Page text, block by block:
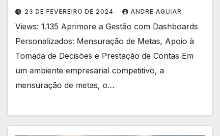
23 DE FEVEREIRO DE 2024 ANDRE AGUIAR
Views: 1.135 Aprimore a Gestão com Dashboards
Personalizados: Mensuração de Metas, Apoio à
Tomada de Decisões e Prestação de Contas Em
um ambiente empresarial competitivo, a
mensuração de metas, o…